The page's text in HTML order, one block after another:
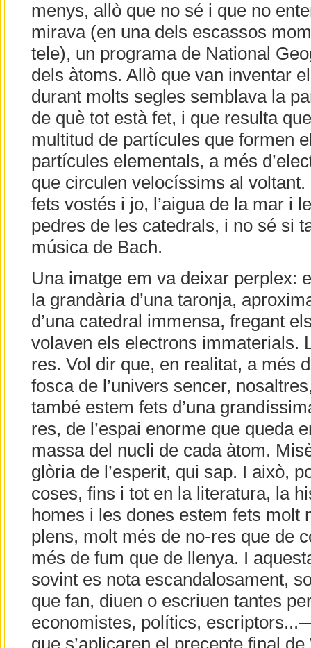
menys, allò que no sé i que no
mirava (en una dels escassos
tele), un programa de National
dels àtoms. Allò que van inventar
durant molts segles semblava la
de què tot està fet, i que resulta
multitud de partícules que formen
partícules elementals, a més
que circulen velocíssims al voltant.
fets vostés i jo, l’aigua de la mar i
pedres de les catedrals, i no sé si
música de Bach.
Una imatge em va deixar perplex:
la grandària d’una taronja,
d’una catedral immensa, fregant
volaven els electrons immaterials.
res. Vol dir que, en realitat, a més
fosca de l’univers sencer,
també estem fets d’una
res, de l’espai enorme que queda
massa del nucli de cada àtom.
glòria de l’esperit, qui sap. I això,
coses, fins i tot en la literatura, la
homes i les dones estem fets molt
plens, molt més de no-res que de
més de fum que de llenya. I
sovint es nota escandalosament,
que fan, diuen o escriuen tantes
economistes, polítics,
que s’aplicaren el precepte final